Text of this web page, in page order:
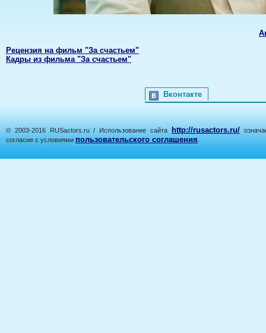
Рецензия на фильм "За счастьем"
Кадры из фильма "За счастьем"
Вконтакте
© 2003-2016 RUSactors.ru / Использование сайта http://rusactors.ru/
согласие с условиями пользовательского соглашения